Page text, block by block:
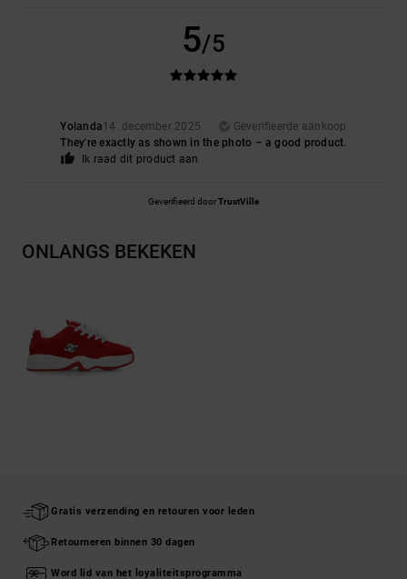
5/5
Yolanda14. december 2025
Geverifieerde aankoop
They're exactly as shown in the photo – a good product.
Ik raad dit product aan
Geverifieerd doorTrustVille
ONLANGS BEKEKEN
Gratis verzending en retouren voor leden
Retourneren binnen 30 dagen
Word lid van het loyaliteitsprogramma